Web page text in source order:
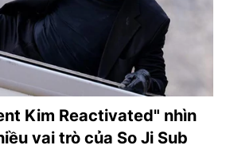
Kim Reactivated" nhìn
vai trò của So Ji Sub